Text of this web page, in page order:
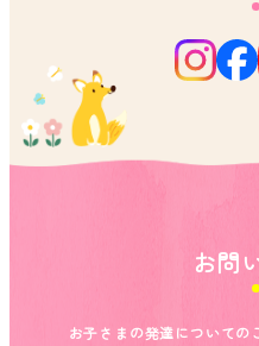
お問
お子さまの発達についての